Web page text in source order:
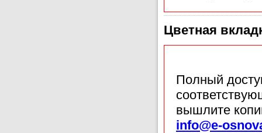
Цветная
Полный
вышлите
info@e-